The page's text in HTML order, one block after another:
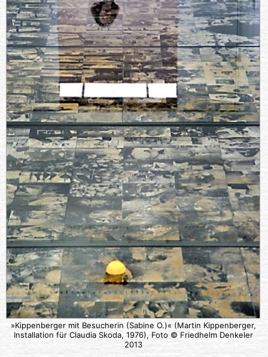
»Kippenberger mit Besucherin (Sabine O.)« (Martin Kippenberger,
Installation für Claudia Skoda, 1976), Foto © Friedhelm Denkeler
2013